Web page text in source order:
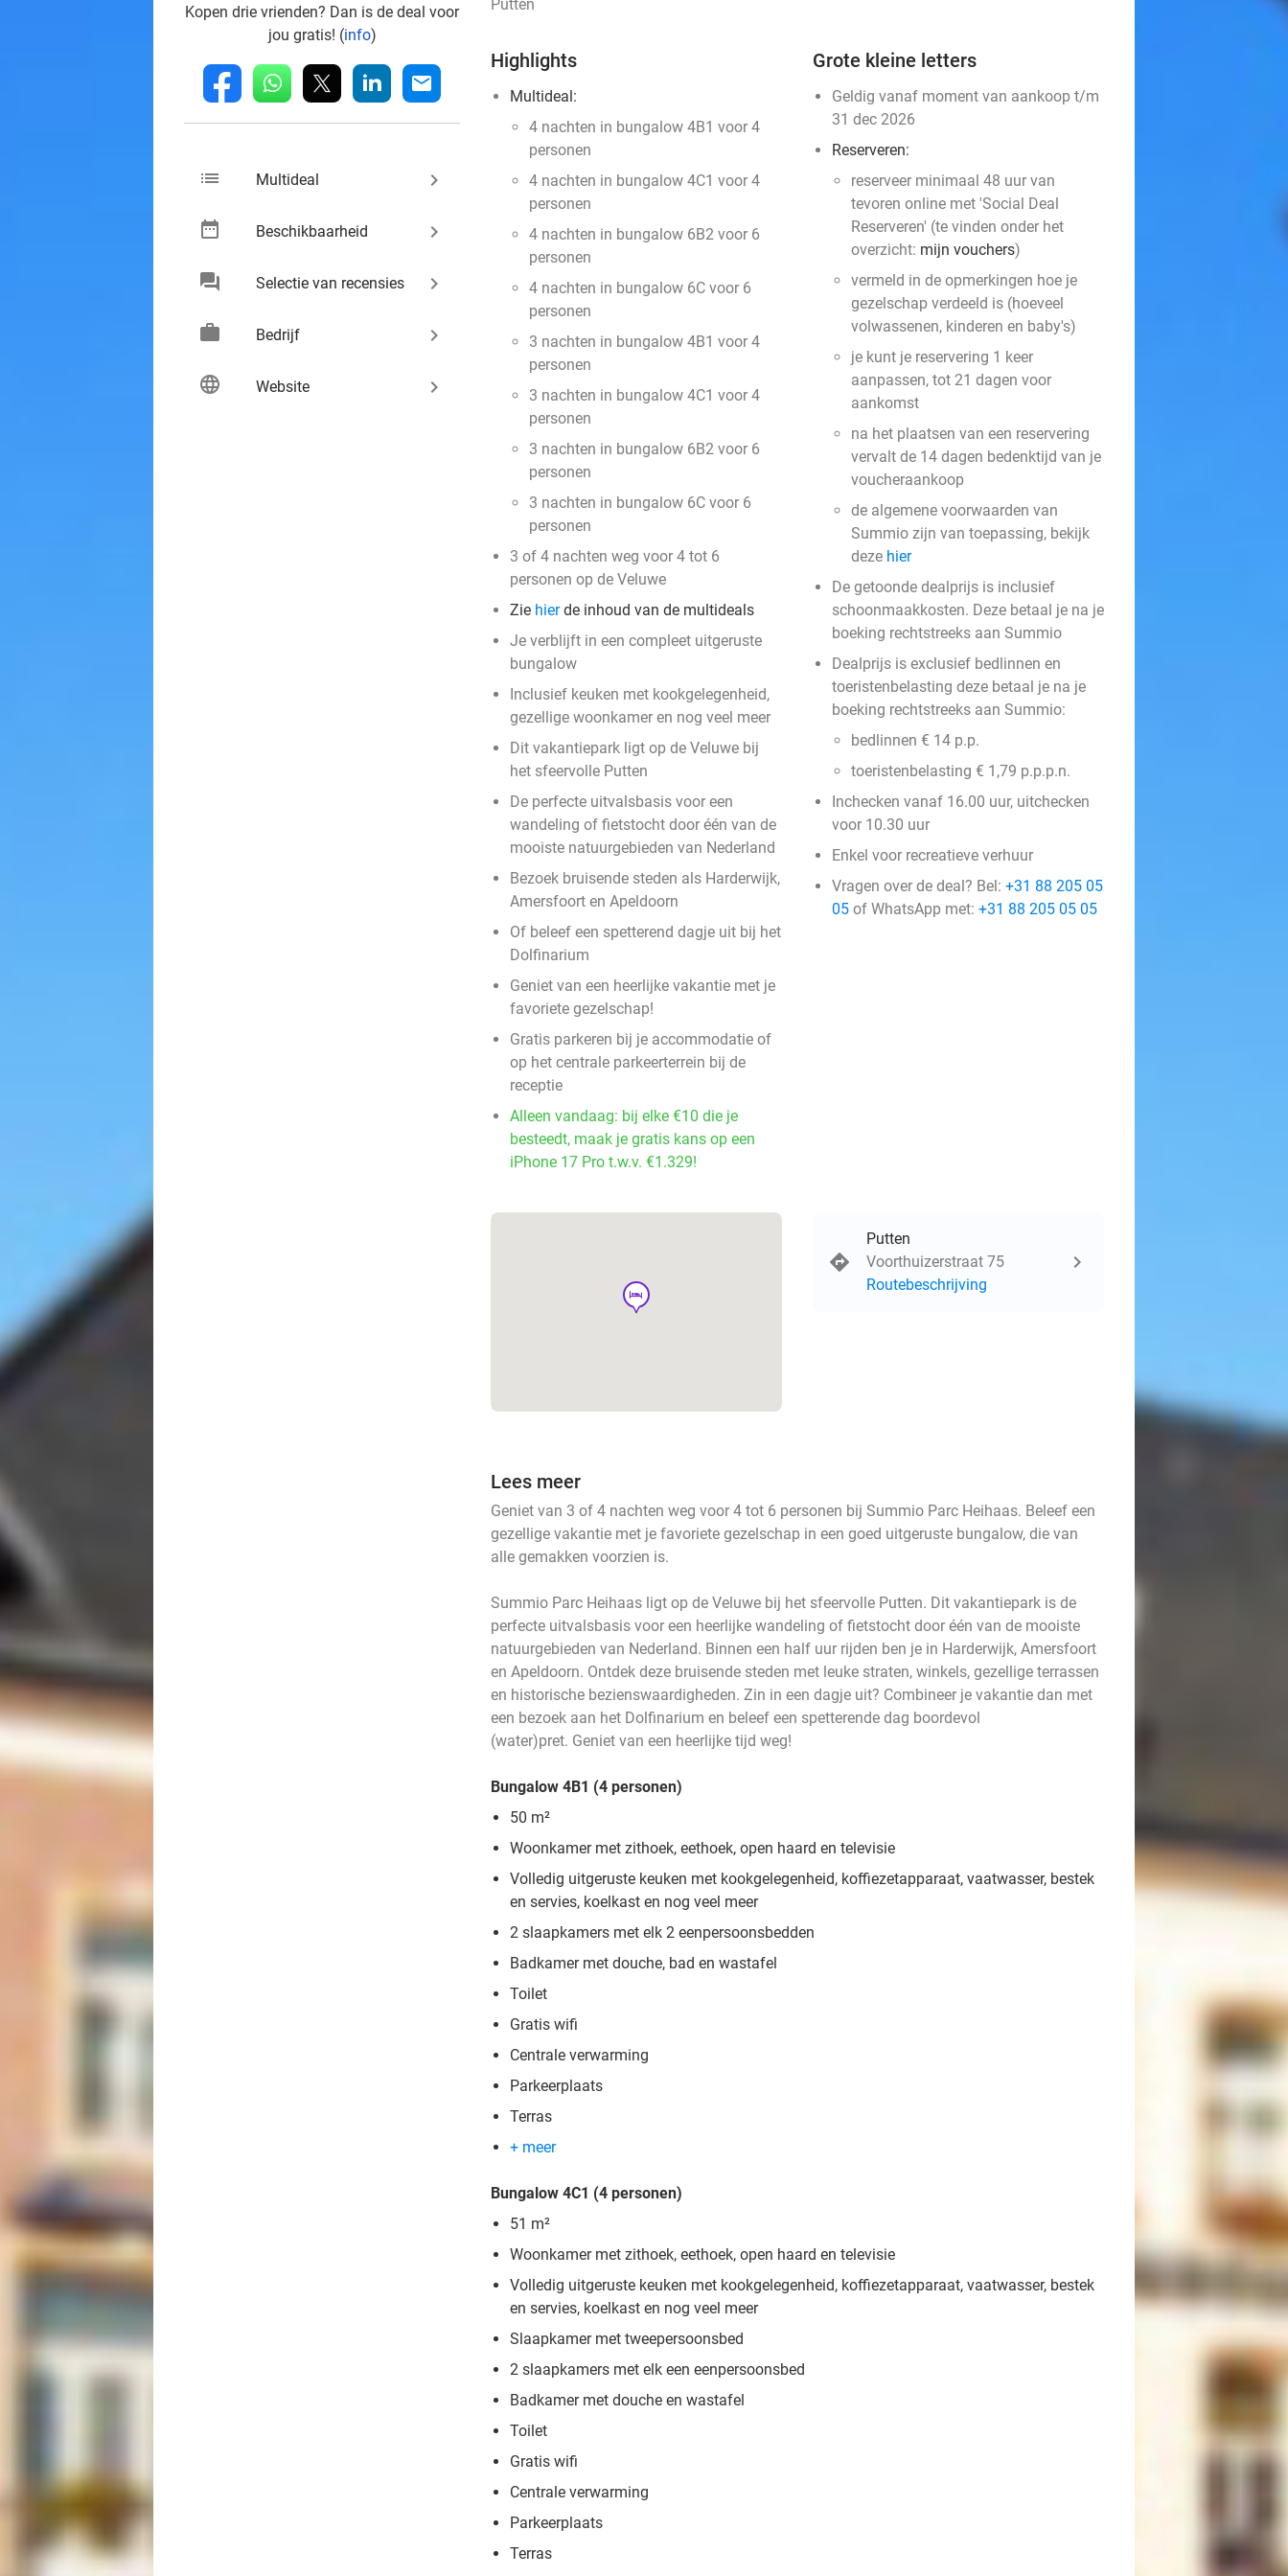
Kopen drie vrienden? Dan is de deal voor
jou gratis! (info)
fb whatsapp linkedin mail
list Multideal keyboard_arrow_right
date_range Beschikbaarheid keyboard_arrow_right
chat Selectie van recensies keyboard_arrow_right
work Bedrijf keyboard_arrow_right
language Website keyboard_arrow_right
Putten
Highlights
Multideal:
4 nachten in bungalow 4B1 voor 4
personen
4 nachten in bungalow 4C1 voor 4
personen
4 nachten in bungalow 6B2 voor 6
personen
4 nachten in bungalow 6C voor 6
personen
3 nachten in bungalow 4B1 voor 4
personen
3 nachten in bungalow 4C1 voor 4
personen
3 nachten in bungalow 6B2 voor 6
personen
3 nachten in bungalow 6C voor 6
personen
3 of 4 nachten weg voor 4 tot 6
personen op de Veluwe
Zie hierde inhoud van de multideals
Je verblijft in een compleet uitgeruste
bungalow
Inclusief keuken met kookgelegenheid,
gezellige woonkamer en nog veel meer
Dit vakantiepark ligt op de Veluwe bij
het sfeervolle Putten
De perfecte uitvalsbasis voor een
wandeling of fietstocht door één van de
mooiste natuurgebieden van Nederland
Bezoek bruisende steden als Harderwijk,
Amersfoort en Apeldoorn
Of beleef een spetterend dagje uit bij het
Dolfinarium
Geniet van een heerlijke vakantie met je
favoriete gezelschap!
Gratis parkeren bij je accommodatie of
op het centrale parkeerterrein bij de
receptie
Alleen vandaag: bij elke €10 die je
besteedt, maak je gratis kans op een
iPhone 17 Pro t.w.v. €1.329!
Grote kleine letters
Geldig vanaf moment van aankoop t/m
31 dec 2026
Reserveren:
reserveer minimaal 48 uur van
tevoren online met 'Social Deal
Reserveren' (te vinden onder het
overzicht: mijn vouchers)
vermeld in de opmerkingen hoe je
gezelschap verdeeld is (hoeveel
volwassenen, kinderen en baby's)
je kunt je reservering 1 keer
aanpassen, tot 21 dagen voor
aankomst
na het plaatsen van een reservering
vervalt de 14 dagen bedenktijd van je
voucheraankoop
de algemene voorwaarden van
Summio zijn van toepassing, bekijk
deze hier
De getoonde dealprijs is inclusief
schoonmaakkosten. Deze betaal je na je
boeking rechtstreeks aan Summio
Dealprijs is exclusief bedlinnen en
toeristenbelasting deze betaal je na je
boeking rechtstreeks aan Summio:
bedlinnen € 14 p.p.
toeristenbelasting € 1,79 p.p.p.n.
Inchecken vanaf 16.00 uur, uitchecken
voor 10.30 uur
Enkel voor recreatieve verhuur
Vragen over de deal? Bel: +31 88 205 05
05 of WhatsApp met: +31 88 205 05 05
hotel
Putten
Voorthuizerstraat 75
Routebeschrijving
Lees meer
Geniet van 3 of 4 nachten weg voor 4 tot 6 personen bij Summio Parc Heihaas. Beleef een
gezellige vakantie met je favoriete gezelschap in een goed uitgeruste bungalow, die van
alle gemakken voorzien is.
Summio Parc Heihaas ligt op de Veluwe bij het sfeervolle Putten. Dit vakantiepark is de
perfecte uitvalsbasis voor een heerlijke wandeling of fietstocht door één van de mooiste
natuurgebieden van Nederland. Binnen een half uur rijden ben je in Harderwijk, Amersfoort
en Apeldoorn. Ontdek deze bruisende steden met leuke straten, winkels, gezellige terrassen
en historische bezienswaardigheden. Zin in een dagje uit? Combineer je vakantie dan met
een bezoek aan het Dolfinarium en beleef een spetterende dag boordevol
(water)pret. Geniet van een heerlijke tijd weg!
Bungalow 4B1 (4 personen)
50 m²
Woonkamer met zithoek, eethoek, open haard en televisie
Volledig uitgeruste keuken met kookgelegenheid, koffiezetapparaat, vaatwasser, bestek
en servies, koelkast en nog veel meer
2 slaapkamers met elk 2 eenpersoonsbedden
Badkamer met douche, bad en wastafel
Toilet
Gratis wifi
Centrale verwarming
Parkeerplaats
Terras
+ meer
Bungalow 4C1 (4 personen)
51 m²
Woonkamer met zithoek, eethoek, open haard en televisie
Volledig uitgeruste keuken met kookgelegenheid, koffiezetapparaat, vaatwasser, bestek
en servies, koelkast en nog veel meer
Slaapkamer met tweepersoonsbed
2 slaapkamers met elk een eenpersoonsbed
Badkamer met douche en wastafel
Toilet
Gratis wifi
Centrale verwarming
Parkeerplaats
Terras